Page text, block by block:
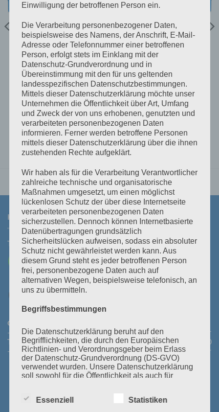
FET ISOLATORS
Argofet 100-3 Three
batteries 100A
€123,01 inkl 20% Mwst
5-9 Werktage
IN DEN WARENKORB
FET ISOLATORS
Argofet 200-3 Three
batteries 200A
€150,00 inkl 20% Mwst
5-9 Werktage
IN DEN WARENKORB
KONTAKT
Tel: +43 3464 30 505Mail:office@polz.at
Öffnungszeiten Abhollager:
- 11:30 Uhr und 14:00 - 16:45 UhrFreitag:08:30 - 13:30 Uhr
Telefonische Erreichbarkeit:Montag bis Donnerstag:
08:00
- 12:00 Uhr und 13:30 - 18:00 UhrFreitag:08:00 - 14:00 Uhr
Einwilligung der betroffenen Person ein.
Die Verarbeitung personenbezogener Daten,
beispielsweise des Namens, der Anschrift, E-Mail-
Adresse oder Telefonnummer einer betroffenen
Person, erfolgt stets im Einklang mit der
Datenschutz-Grundverordnung und in
Übereinstimmung mit den für uns geltenden
landesspezifischen Datenschutzbestimmungen.
Mittels dieser Datenschutzerklärung möchte unser
Unternehmen die Öffentlichkeit über Art, Umfang
und Zweck der von uns erhobenen, genutzten und
verarbeiteten personenbezogenen Daten
informieren. Ferner werden betroffene Personen
mittels dieser Datenschutzerklärung über die ihnen
zustehenden Rechte aufgeklärt.
Wir haben als für die Verarbeitung Verantwortlicher
zahlreiche technische und organisatorische
Maßnahmen umgesetzt, um einen möglichst
lückenlosen Schutz der über diese Internetseite
verarbeiteten personenbezogenen Daten
sicherzustellen. Dennoch können Internetbasierte
Datenübertragungen grundsätzlich
Sicherheitslücken aufweisen, sodass ein absoluter
Schutz nicht gewährleistet werden kann. Aus
diesem Grund steht es jeder betroffenen Person
frei, personenbezogene Daten auch auf
alternativen Wegen, beispielsweise telefonisch, an
uns zu übermitteln.
Begriffsbestimmungen
Die Datenschutzerklärung beruht auf den
Begrifflichkeiten, die durch den Europäischen
Richtlinien- und Verordnungsgeber beim Erlass
der Datenschutz-Grundverordnung (DS-GVO)
verwendet wurden. Unsere Datenschutzerklärung
soll sowohl für die Öffentlichkeit als auch für
gewährleisten, möchten wir vorab die verwendeten
Essenziell Statistiken